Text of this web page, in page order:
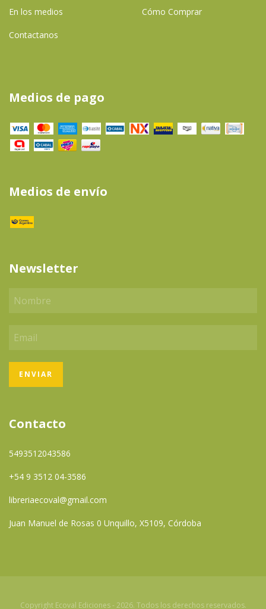
En los medios Cómo Comprar
Contactanos
Medios de pago
Medios de envío
Newsletter
Contacto
5493512043586
+54 9 3512 04-3586
libreriaecoval@gmail.com
Juan Manuel de Rosas 0 Unquillo, X5109, Córdoba
Copyright Ecoval Ediciones - 2026. Todos los derechos reservados.